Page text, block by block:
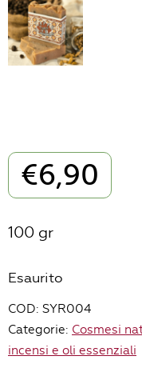
€6,90
100 gr
Esaurito
COD: SYR004
Categorie: Cosmesi
incensi e oli essenziali